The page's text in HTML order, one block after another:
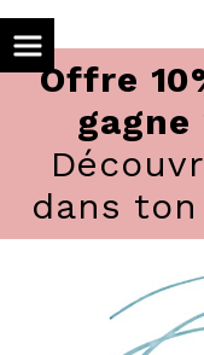
Offre
gagne
dans